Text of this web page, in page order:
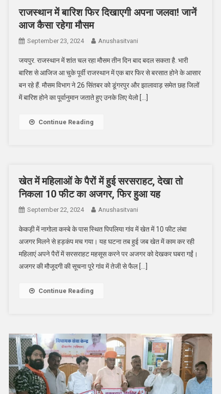
राजस्थान में बारिश फिर दिखाएगी अपना जलवा! जानें
आज कैसा रहेगा मौसम
September 23, 2024 Anushasitvani
जयपुर. राजस्थान में शांत चल रहा मौसम तीन दिन बाद बदल सकता है. भारी
बारिश से आजिज आ चुके पूर्वी राजस्थान में एक बार फिर से बरसात होने के आसार
बन रहे हैं. मौसम विभाग ने 26 सिंतबर को डूंगरपुर और झालावाड़ समेत छह जिलों
में बारिश होने का पूर्वानुमान जताते हुए उनके लिए येलो […]
Continue Reading
खेत में महिलाओं के पैरों में हुई सरसराहट, देखा तो
निकला 10 फीट का अजगर, फिर हुआ यह
September 22, 2024 Anushasitvani
केकड़ी में नागोला कस्बे के पास स्थित पिपलिया गांव में खेत में 10 फीट लंबा
अजगर मिलने से हड़कंप मच गया। यह घटना तब हुई जब खेत में काम कर रही
महिलाएं अपने पैरों में सरसराहट महसूस करने पर अजगर को देखकर घबरा गईं।
अजगर की मौजूदगी की सूचना पूरे गांव में तेजी से फैल […]
Continue Reading